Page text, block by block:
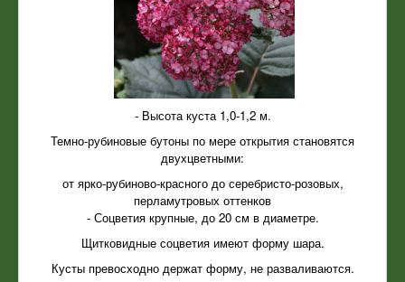
- Высота куста 1,0-1,2 м.
Темно-рубиновые бутоны по мере открытия становятся
двухцветными:
от ярко-рубиново-красного до серебристо-розовых,
перламутровых оттенков
- Соцветия крупные, до 20 см в диаметре.
Щитковидные соцветия имеют форму шара.
Кусты превосходно держат форму, не разваливаются.